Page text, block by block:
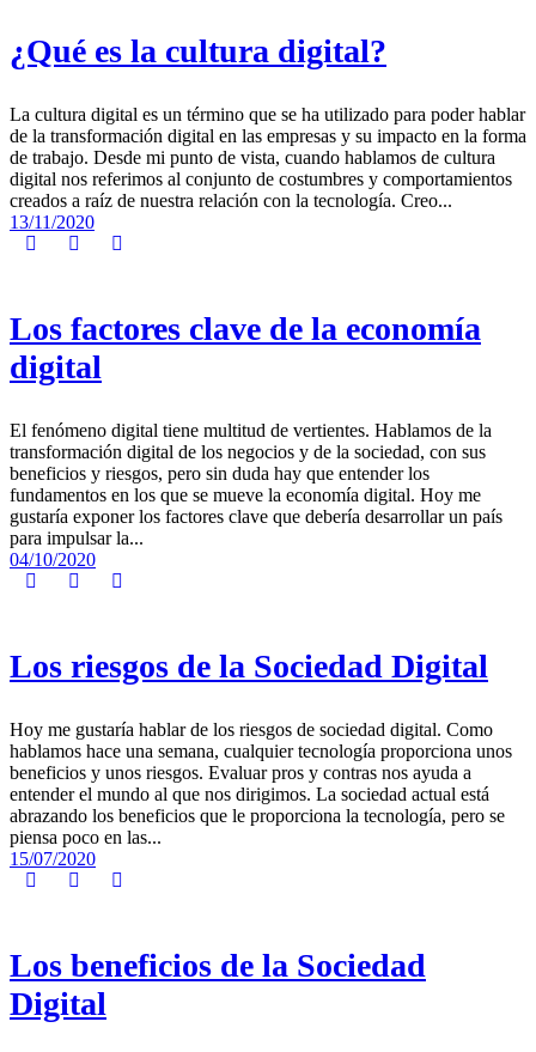
¿Qué es la cultura digital?
La cultura digital es un término que se ha utilizado para poder hablar
de la transformación digital en las empresas y su impacto en la forma
de trabajo. Desde mi punto de vista, cuando hablamos de cultura
digital nos referimos al conjunto de costumbres y comportamientos
creados a raíz de nuestra relación con la tecnología. Creo...
13/11/2020
Los factores clave de la economía
digital
El fenómeno digital tiene multitud de vertientes. Hablamos de la
transformación digital de los negocios y de la sociedad, con sus
beneficios y riesgos, pero sin duda hay que entender los
fundamentos en los que se mueve la economía digital. Hoy me
gustaría exponer los factores clave que debería desarrollar un país
para impulsar la...
04/10/2020
Los riesgos de la Sociedad Digital
Hoy me gustaría hablar de los riesgos de sociedad digital. Como
hablamos hace una semana, cualquier tecnología proporciona unos
beneficios y unos riesgos. Evaluar pros y contras nos ayuda a
entender el mundo al que nos dirigimos. La sociedad actual está
abrazando los beneficios que le proporciona la tecnología, pero se
piensa poco en las...
15/07/2020
Los beneficios de la Sociedad
Digital